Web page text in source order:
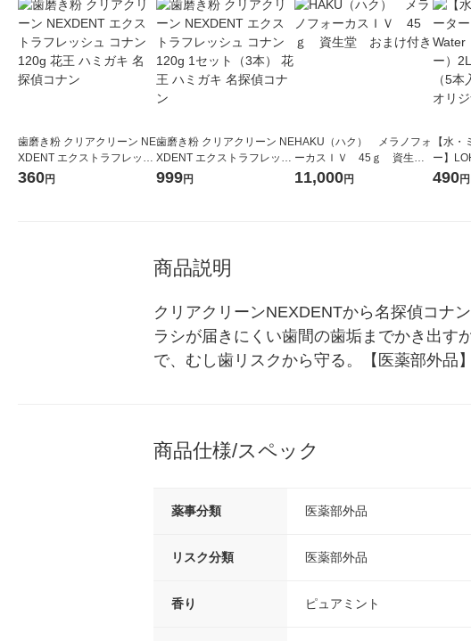
歯磨き粉 クリアクリーン NE
XDENT エクストラフレッシ
ュ コナン 120g 花王 ハミガ
360円
歯磨き粉 クリアクリーン NE
XDENT エクストラフレッシ
ュ コナン 120g 1セット（3
999円
HAKU（ハク） メラノフォ
ーカスＩＶ 45ｇ 資生
堂 おまけ付き
11,000円
【水
ー】
コウォ
490円
商品説明
クリアクリーンNEXDENTから名探偵コナ
ラシが届きにくい歯間の歯垢までかき出す
で、むし歯リスクから守る。【医薬部外品
商品仕様/スペック
薬事分類 医薬部外品
リスク分類 医薬部外品
香り ピュアミント